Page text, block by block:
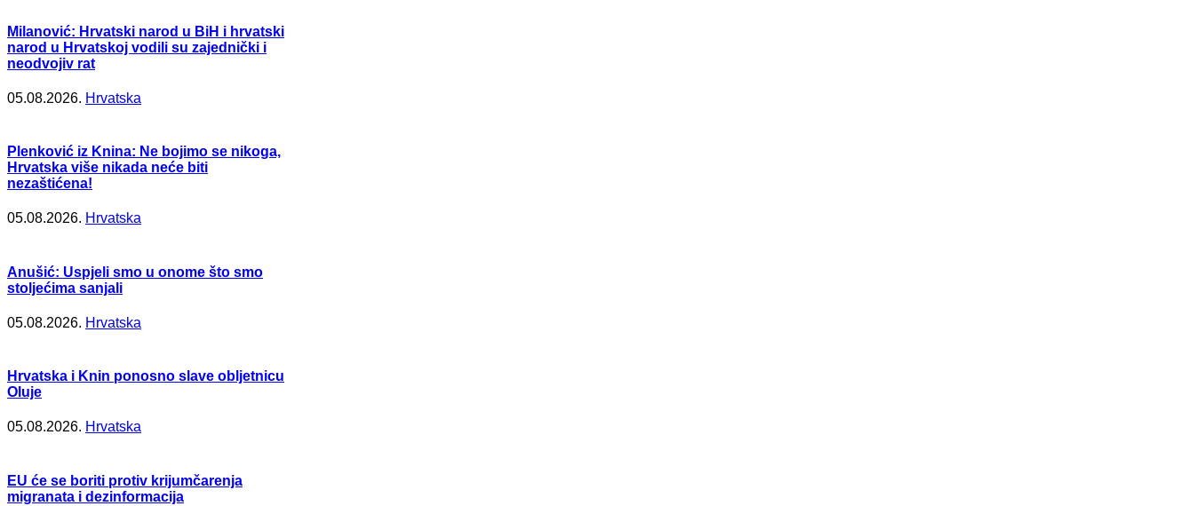
Milanović: Hrvatski narod u BiH i hrvatski
narod u Hrvatskoj vodili su zajednički i
neodvojiv rat
05.08.2026. Hrvatska
Plenković iz Knina: Ne bojimo se nikoga,
Hrvatska više nikada neće biti
nezaštićena!
05.08.2026. Hrvatska
Anušić: Uspjeli smo u onome što smo
stoljećima sanjali
05.08.2026. Hrvatska
Hrvatska i Knin ponosno slave obljetnicu
Oluje
05.08.2026. Hrvatska
EU će se boriti protiv krijumčarenja
migranata i dezinformacija